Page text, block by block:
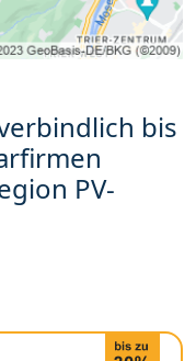
bis
PV-